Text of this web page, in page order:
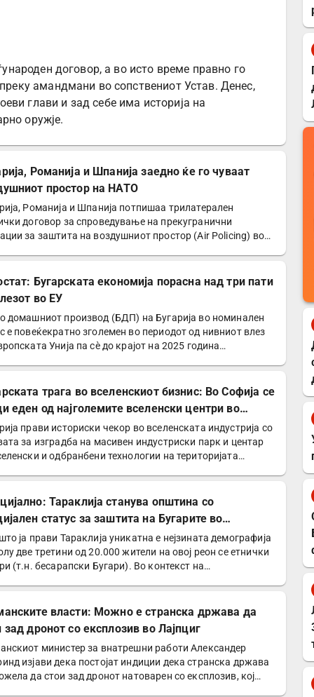
договор, а во исто време правно го
амандмани во сопствениот Устав. Денес,
глави и зад себе има историја на
оружје.
Романија и Шпанија заедно ќе го чуваат
простор на НАТО
Романија и Шпанија потпишаа трилатерален
договор за спроведување на прекугранични
за заштита на воздушниот простор (Air Policing) во
Бугарската економија порасна над три пати
во ЕУ
домашниот производ (БДП) на Бугарија во номинален
е повеќекратно зголемен во периодот од нивниот влез
Унија па сè до крајот на 2025 година…
трага во вселенскиот бизнис: Во Софија се
еден од најголемите вселенски центри во
прави историски чекор во вселенската индустрија со
за изградба на масивен индустриски парк и центар
и одбранбени технологии на територијата…
Тараклија станува општина со
статус за заштита на Бугарите во
ја прави Тараклија уникатна е нејзината демографија
две третини од 20.000 жители на овој реон се етнички
(т.н. бесарапски Бугари). Во контекст на…
власти: Можно е странска држава да
зад дронот со експлозив во Лајпциг
министер за внатрешни работи Александер
изјави дека постојат индиции дека странска држава
да стои зад дронот натоварен со експлозив, кој…